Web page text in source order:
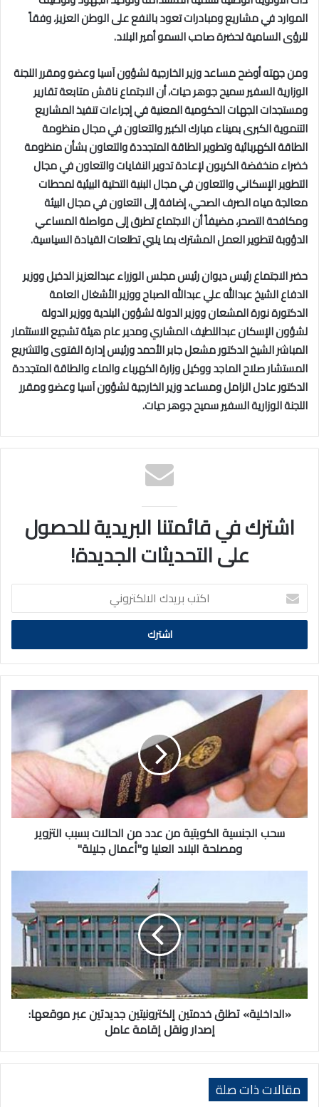
الموارد في مشاريع ومبادرات تعود بالنفع على الوطن العزيز، وفقاً
للرؤى السامية لحضرة صاحب السمو أمير البلاد.
ومن جهته أوضح مساعد وزير الخارجية لشؤون آسيا وعضو ومقرر اللجنة
الوزارية السفير سميح جوهر حيات، أن الاجتماع ناقش متابعة تقارير
ومستجدات الجهات الحكومية المعنية في إجراءات تنفيذ المشاريع
التنموية الكبرى بميناء مبارك الكبير والتعاون في مجال منظومة
الطاقة الكهربائية وتطوير الطاقة المتجددة والتعاون بشأن منظومة
خضراء منخفضة الكربون لإعادة تدوير النفايات والتعاون في مجال
التطوير الإسكاني والتعاون في مجال البنية التحتية البيئية لمحطات
معالجة مياه الصرف الصحي، إضافة إلى التعاون في مجال البيئة
ومكافحة التصحر، مضيفاً أن الاجتماع تطرق إلى مواصلة المساعي
الدؤوبة لتطوير العمل المشترك بما يلبي تطلعات القيادة السياسية.
حضر الاجتماع رئيس ديوان رئيس مجلس الوزراء عبدالعزيز الدخيل ووزير
الدفاع الشيخ عبدالله علي عبدالله الصباح ووزير الأشغال العامة
الدكتورة نورة المشعان ووزير الدولة لشؤون البلدية ووزير الدولة
لشؤون الإسكان عبداللطيف المشاري ومدير عام هيئة تشجيع الاستثمار
المباشر الشيخ الدكتور مشعل جابر الأحمد ورئيس إدارة الفتوى والتشريع
المستشار صلاح الماجد ووكيل وزارة الكهرباء والماء والطاقة المتجددة
الدكتور عادل الزامل ومساعد وزير الخارجية لشؤون آسيا وعضو ومقرر
اللجنة الوزارية السفير سميح جوهر حيات.
اشترك في قائمتنا البريدية للحصول
على التحديثات الجديدة!
اكتب
بريدك
الالكتروني
سحب
الجنسية
الكويتية
من
عدد
من
الحالات
التزوير
ومصلحة
و"أعمال
سحب الجنسية الكويتية من عدد من الحالات بسبب التزوير
ومصلحة البلاد العليا و"أعمال جليلة"
خدمتين
إلكترونيتين
جديدتين
موقعها:
إصدار
ونقل
إقامة«الداخلية» تطلق خدمتين إلكترونيتين جديدتين عبر موقعها:
إصدار ونقل إقامة عامل
مقالات ذات صلة